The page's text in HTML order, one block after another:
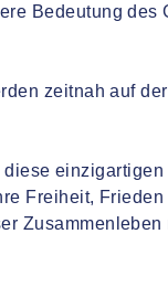
Bedeutung des
zeitnah auf
einzigartigen
Freiheit,